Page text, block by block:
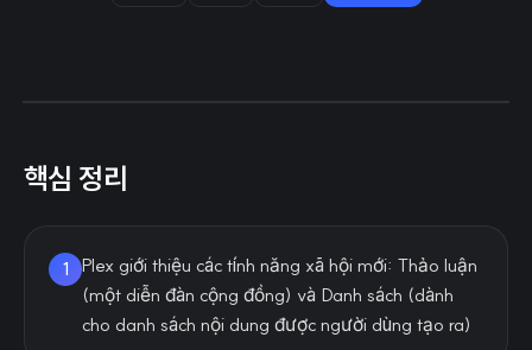
핵심 정리
1
Plex giới thiệu các tính năng xã hội mới: Thảo luận
(một diễn đàn cộng đồng) và Danh sách (dành
cho danh sách nội dung được người dùng tạo ra)